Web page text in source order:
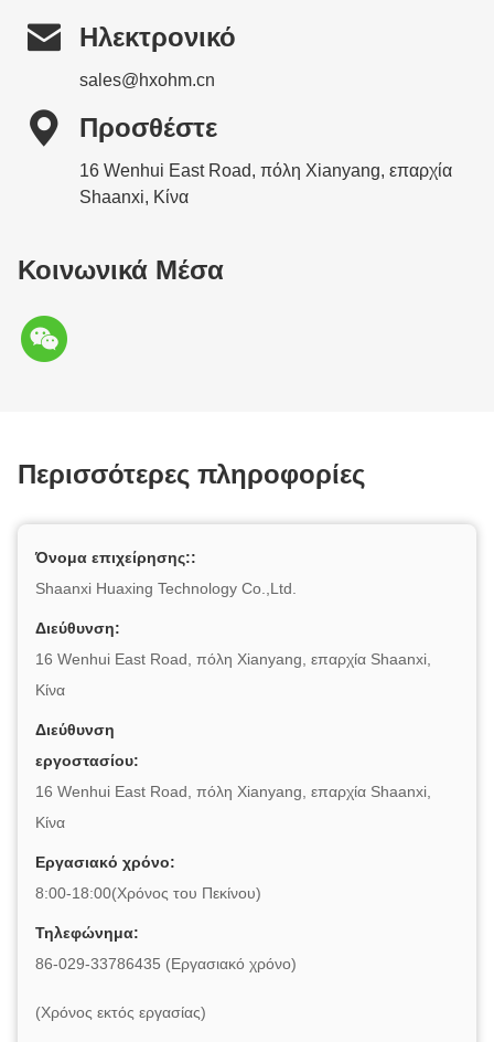
 Ηλεκτρονικό
sales@hxohm.cn
 Προσθέστε
16 Wenhui East Road, πόλη Xianyang, επαρχία
Shaanxi, Κίνα
Κοινωνικά Μέσα
Περισσότερες πληροφορίες
Όνομα επιχείρησης::
Shaanxi Huaxing Technology Co.,Ltd.
Διεύθυνση:
16 Wenhui East Road, πόλη Xianyang, επαρχία Shaanxi,
Κίνα
Διεύθυνση
εργοστασίου:
16 Wenhui East Road, πόλη Xianyang, επαρχία Shaanxi,
Κίνα
Εργασιακό χρόνο:
8:00-18:00(Χρόνος του Πεκίνου)
Τηλεφώνημα:
86-029-33786435 (Εργασιακό χρόνο)
(Χρόνος εκτός εργασίας)